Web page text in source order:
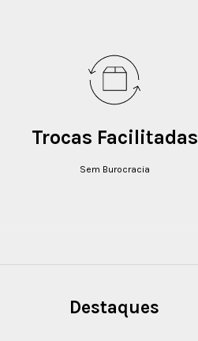
Trocas Facilitadas
Sem Burocracia
Destaques